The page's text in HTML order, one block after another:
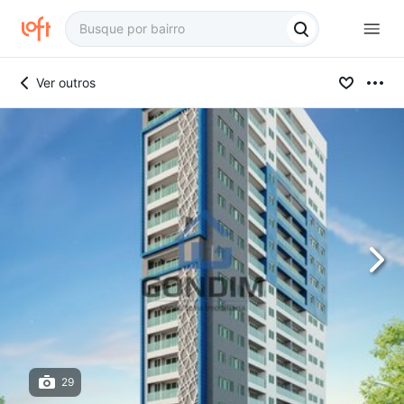
Ver outros
29